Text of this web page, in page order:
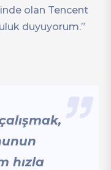
olan Tencent
duyuyorum.”
hızla